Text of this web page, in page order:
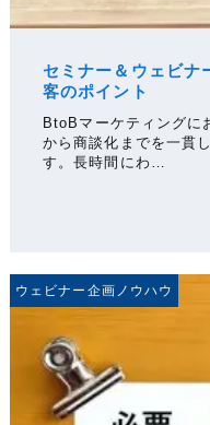
セミナー＆ウェビナ
客のポイント
BtoBマーケティングに
から商談化までを一貫
す。長時間にわ…
ウェビナー企画ノウハウ